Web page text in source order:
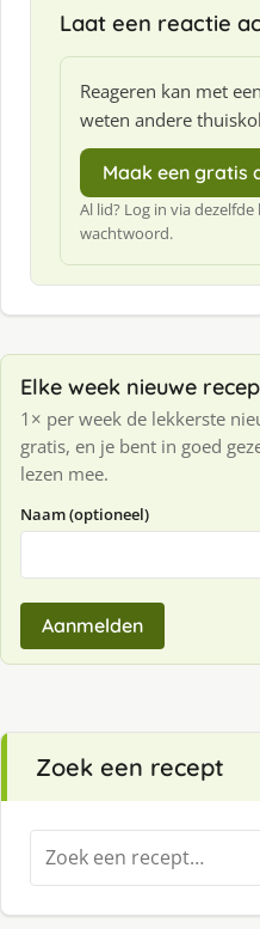
Laat een reactie
Reageren kan met
weten andere
Maak een gratis
Al lid? Log in via
wachtwoord.
Elke week nieuwe
1× per week de lekkerste
gratis, en je bent in goed
lezen mee.
Naam (optioneel)
Aanmelden
Zoek een recept
Zoeken
naar: